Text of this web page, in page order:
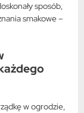
sposób,
smakowe –
w ogrodzie,